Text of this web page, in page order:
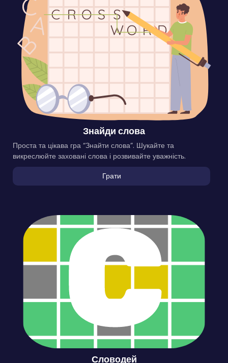
Знайди слова
Проста та цікава гра “Знайти слова”. Шукайте та
викреслюйте заховані слова і розвивайте уважність.
Грати
Словодей